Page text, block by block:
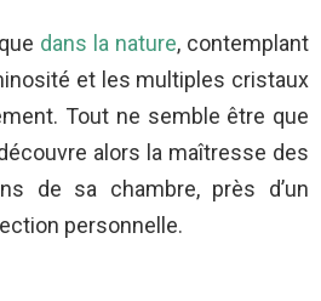
dans la nature, contemplant
et les multiples cristaux
Tout ne semble être que
alors la maîtresse des
de sa chambre, près d’un
personnelle.